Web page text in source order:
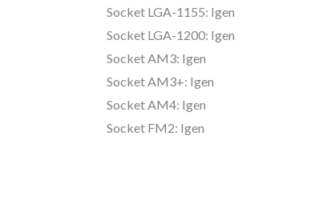
Socket LGA-1155: Igen
Socket LGA-1200: Igen
Socket AM3: Igen
Socket AM3+: Igen
Socket AM4: Igen
Socket FM2: Igen